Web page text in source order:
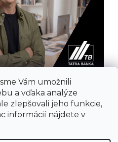
Vám umožnili
a vďaka analýze
zlepšovali jeho funkcie,
informácií nájdete v